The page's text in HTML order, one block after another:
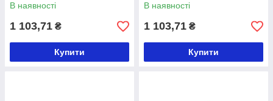
В наявності
1 103,71 ₴
Купити
В наявності
1 103,71 ₴
Купити